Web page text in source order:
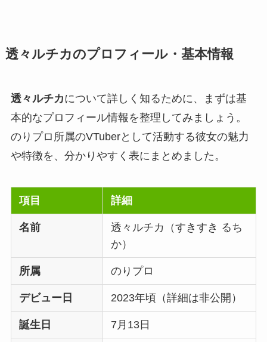
透々ルチカのプロフィール・基本情報
透々ルチカについて詳しく知るために、まずは基
本的なプロフィール情報を整理してみましょう。
のりプロ所属のVTuberとして活動する彼女の魅力
や特徴を、分かりやすく表にまとめました。
項目 詳細
名前
透々ルチカ（すきすき るち
か）
所属 のりプロ
デビュー日 2023年頃（詳細は非公開）
誕生日 7月13日